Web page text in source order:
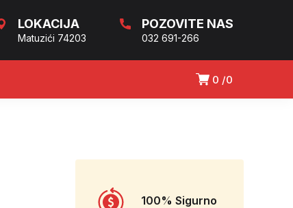
LOKACIJA
Matuzići 74203
POZOVITE NAS
032 691-266
0 0
100% Sigurno